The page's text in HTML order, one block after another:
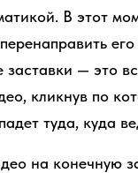
В этот
заставки — это
кликнув по
туда, куда
на конечную